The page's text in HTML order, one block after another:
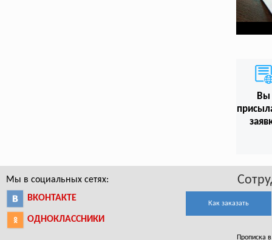
Вы
Мы в социальных сетях:
ВКОНТАКТЕ
ОДНОКЛАССНИКИ
Как заказать
Прописка